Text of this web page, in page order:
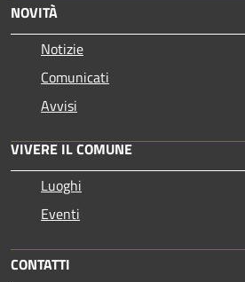
NOVITÀ
Notizie
Comunicati
Avvisi
VIVERE IL COMUNE
Luoghi
Eventi
CONTATTI